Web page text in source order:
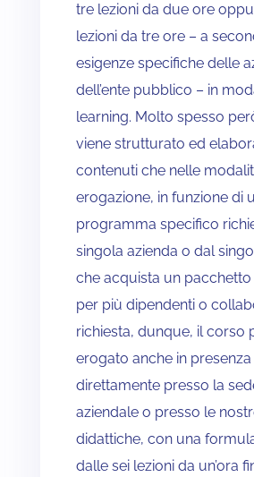
tre lezioni da due ore
lezioni da tre ore – a
esigenze specifiche delle
dell’ente pubblico – in
learning. Molto spesso
viene strutturato ed
contenuti che nelle
erogazione, in funzione di
programma specifico
singola azienda o dal
che acquista un pacchetto
per più dipendenti o
richiesta, dunque, il corso
erogato anche in presenza
direttamente presso la
aziendale o presso le
didattiche, con una
dalle sei lezioni da un’ora